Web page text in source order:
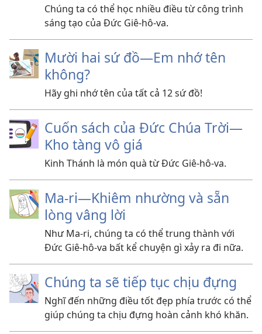
Chúng ta có thể học nhiều điều từ công trình
sáng tạo của Đức Giê-hô-va.
Mười hai sứ đồ​—Em nhớ tên
không?
Hãy ghi nhớ tên của tất cả 12 sứ đồ!
Cuốn sách của Đức Chúa Trời—
Kho tàng vô giá
Kinh Thánh là món quà từ Đức Giê-hô-va.
Ma-ri—Khiêm nhường và sẵn
lòng vâng lời
Như Ma-ri, chúng ta có thể trung thành với
Đức Giê-hô-va bất kể chuyện gì xảy ra đi nữa.
Chúng ta sẽ tiếp tục chịu đựng
Nghĩ đến những điều tốt đẹp phía trước có thể
giúp chúng ta chịu đựng hoàn cảnh khó khăn.